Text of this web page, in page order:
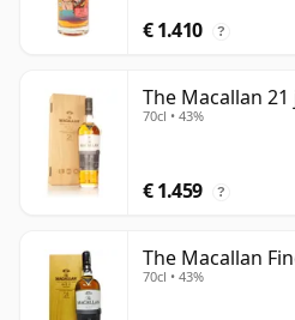
€ 1.410 ?
The Macallan
70cl • 43%
€ 1.459 ?
The Macallan
70cl • 43%